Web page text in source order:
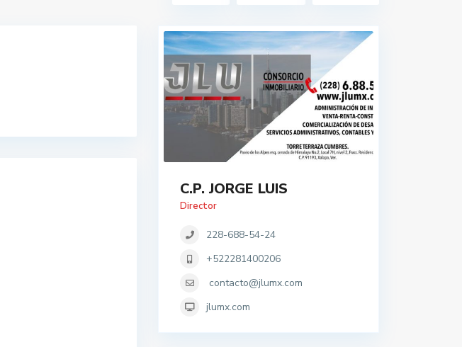
C.P. JORGE LUIS
Director
228-688-54-24
+522281400206
contacto@jlumx.com
jlumx.com